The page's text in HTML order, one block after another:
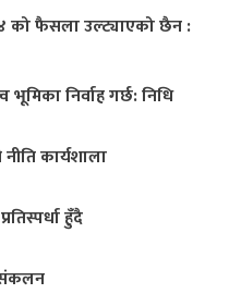
को फैसला उल्ट्याएको छैन :
निर्वाह गर्छ: निधि
कार्यशाला
हुँदै
संकलन